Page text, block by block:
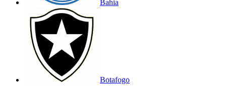
Bahia
Botafogo